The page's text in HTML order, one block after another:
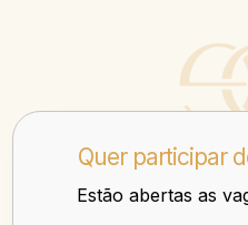
Quer participar
Estão abertas as